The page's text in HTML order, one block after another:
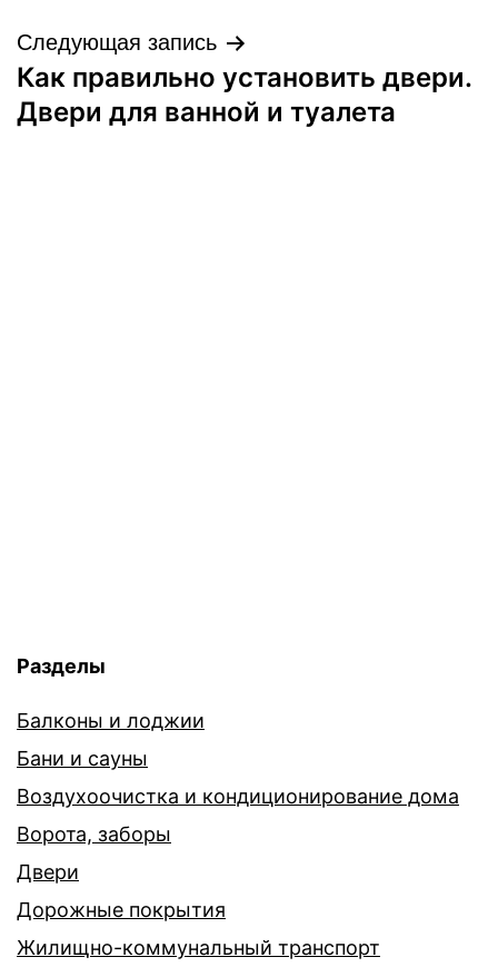
Следующая запись
Как правильно установить двери.
Двери для ванной и туалета
Разделы
Балконы и лоджии
Бани и сауны
Воздухоочистка и кондиционирование дома
Ворота, заборы
Двери
Дорожные покрытия
Жилищно-коммунальный транспорт